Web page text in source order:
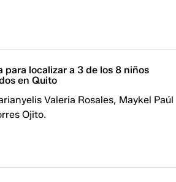
para localizar a 3 de los 8 niños
en Quito
Valeria Rosales, Maykel Paúl
Ojito.